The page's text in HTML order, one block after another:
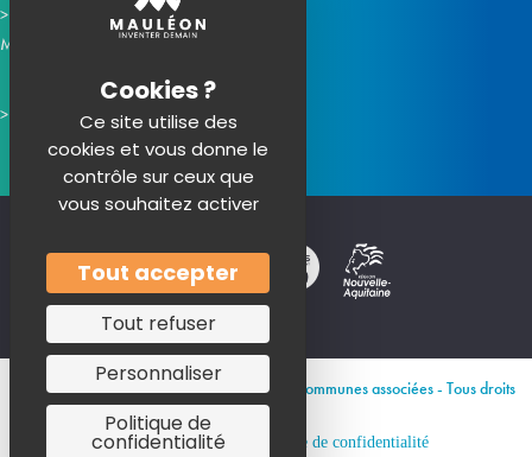
Contacter la mairie
Mauléon sur les réseaux :
© 2026 Site officiel de Mauléon et de ses communes associées - Tous droits
réservés
Mentions légales Politique de confidentialité
Ce site utilise des
cookies et vous donne le
contrôle sur ceux que
vous souhaitez activer
Tout accepter
Tout refuser
Personnaliser
Politique de
confidentialité